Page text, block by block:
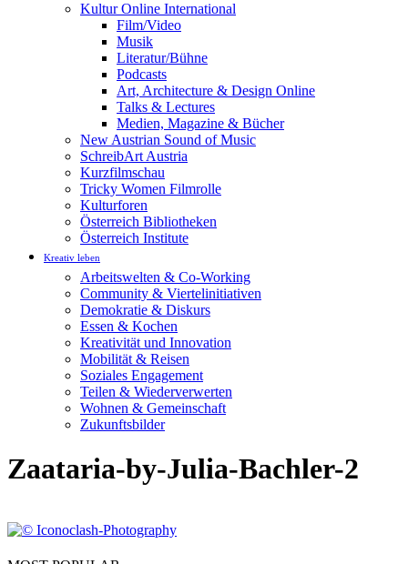
Kultur Online International
Film/Video
Musik
Literatur/Bühne
Podcasts
Art, Architecture & Design Online
Talks & Lectures
Medien, Magazine & Bücher
New Austrian Sound of Music
SchreibArt Austria
Kurzfilmschau
Tricky Women Filmrolle
Kulturforen
Österreich Bibliotheken
Österreich Institute
Kreativ leben
Arbeitswelten & Co-Working
Community & Viertelinitiativen
Demokratie & Diskurs
Essen & Kochen
Kreativität und Innovation
Mobilität & Reisen
Soziales Engagement
Teilen & Wiederverwerten
Wohnen & Gemeinschaft
Zukunftsbilder
Zaataria-by-Julia-Bachler-2